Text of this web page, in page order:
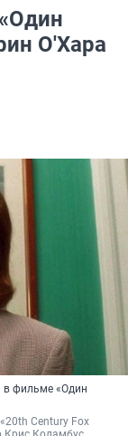
О'Хара
в фильме «Один
Century Fox